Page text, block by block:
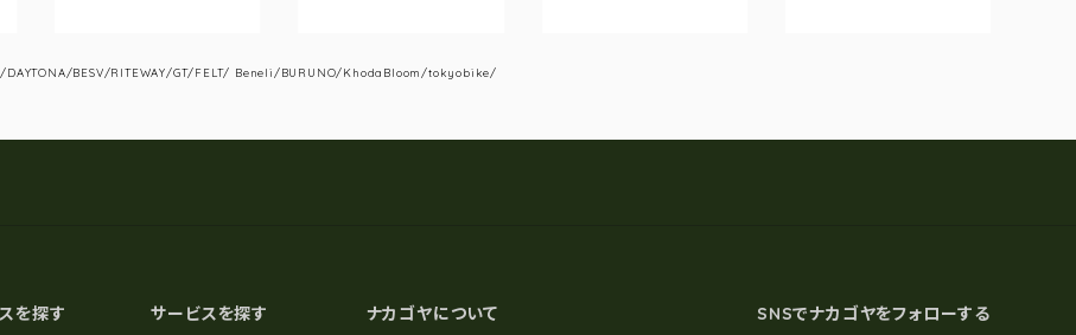
BESV/RITEWAY/GT/FELT/ Beneli/BURUNO/KhodaBloom/tokyobike/
を探す サービスを探す ナカゴヤについて SNSでナカゴヤをフォローする